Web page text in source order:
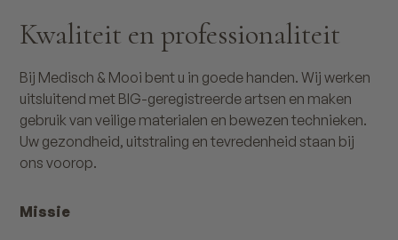
Kwaliteit en professionaliteit
Bij Medisch & Mooi bent u in goede handen. Wij werken
uitsluitend met BIG-geregistreerde artsen en maken
gebruik van veilige materialen en bewezen technieken.
Uw gezondheid, uitstraling en tevredenheid staan bij
ons voorop.
Missie